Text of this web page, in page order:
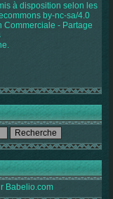
à disposition selon les
by-nc-sa/4.0
Commerciale - Partage